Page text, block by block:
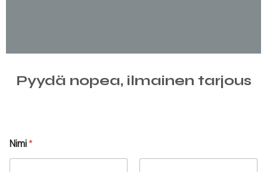
Pyydä nopea, ilmainen tarjous
ä
h
Nimi*